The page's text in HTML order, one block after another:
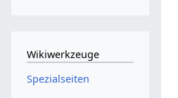
Wikiwerkzeuge
Spezialseiten